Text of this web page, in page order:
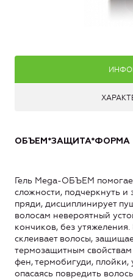
ОБЪЕМ*ЗАЩИТА*ФОРМА
Гель Mega-ОБЪЕМ
сложности, подчеркнуть и
пряди, дисциплинирует
волосам невероятный
кончиков, без
склеивает волосы,
термозащитным
фен, термобигуди, плойки,
опасаясь повредить